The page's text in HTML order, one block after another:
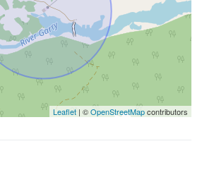
Leaflet | ©OpenStreetMapcontributors